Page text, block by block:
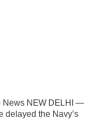
News NEW DELHI —
delayed the Navy’s